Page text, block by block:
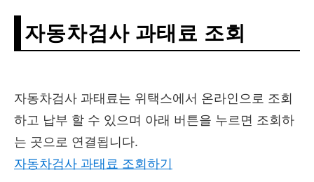
자동차검사 과태료 조회
자동차검사 과태료는 위택스에서 온라인으로 조회
하고 납부 할 수 있으며 아래 버튼을 누르면 조회하
는 곳으로 연결됩니다.
자동차검사 과태료 조회하기